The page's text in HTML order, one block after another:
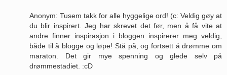
Anonym: Tusem takk for alle hyggelige ord! (c: Veldig gøy at
du blir inspirert. Jeg har skrevet det før, men å få vite at
andre finner inspirasjon i bloggen inspirerer meg veldig,
både til å blogge og løpe! Stå på, og fortsett å drømme om
maraton. Det gir mye spenning og glede selv på
drømmestadiet. :cD